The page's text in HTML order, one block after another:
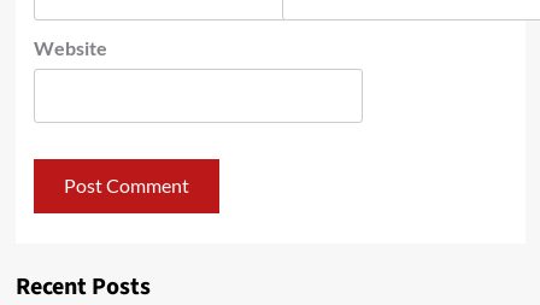
Website
Recent Posts